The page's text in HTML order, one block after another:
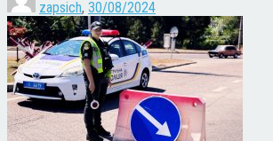
zapsich, 30/08/2024